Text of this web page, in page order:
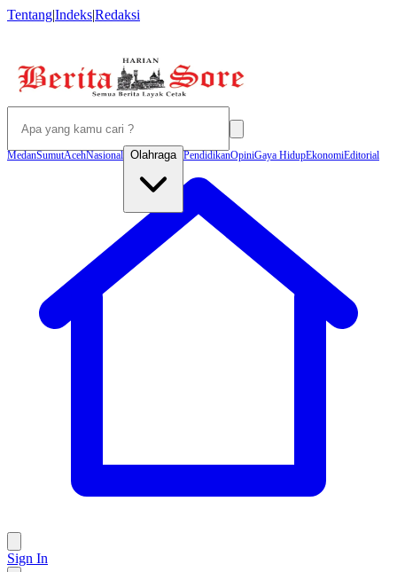
Tentang|Indeks|Redaksi
MedanSumutAcehNasional Olahraga PendidikanOpiniGaya HidupEkonomiEditorial
Sign In